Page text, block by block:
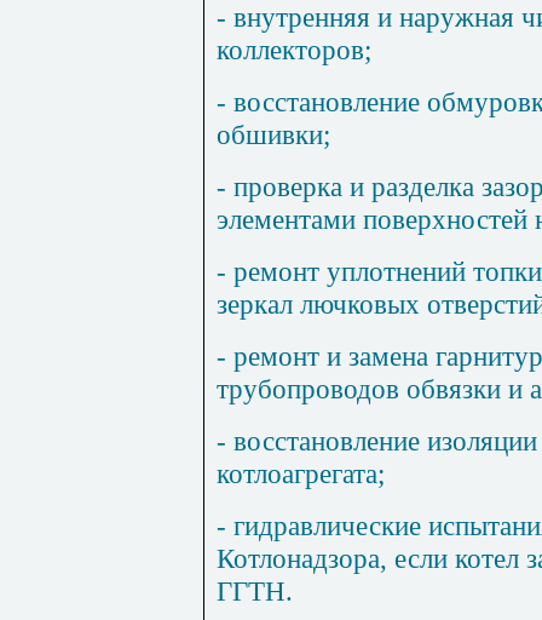
- внутренняя и наружная
коллекторов;
- восстановление
обшивки;
- проверка и разделка
элементами поверхностей
- ремонт уплотнений
зеркал лючковых
- ремонт и замена
трубопроводов обвязки и
- восстановление
котлоагрегата;
- гидравлические
Котлонадзора, если котел
ГГТН.